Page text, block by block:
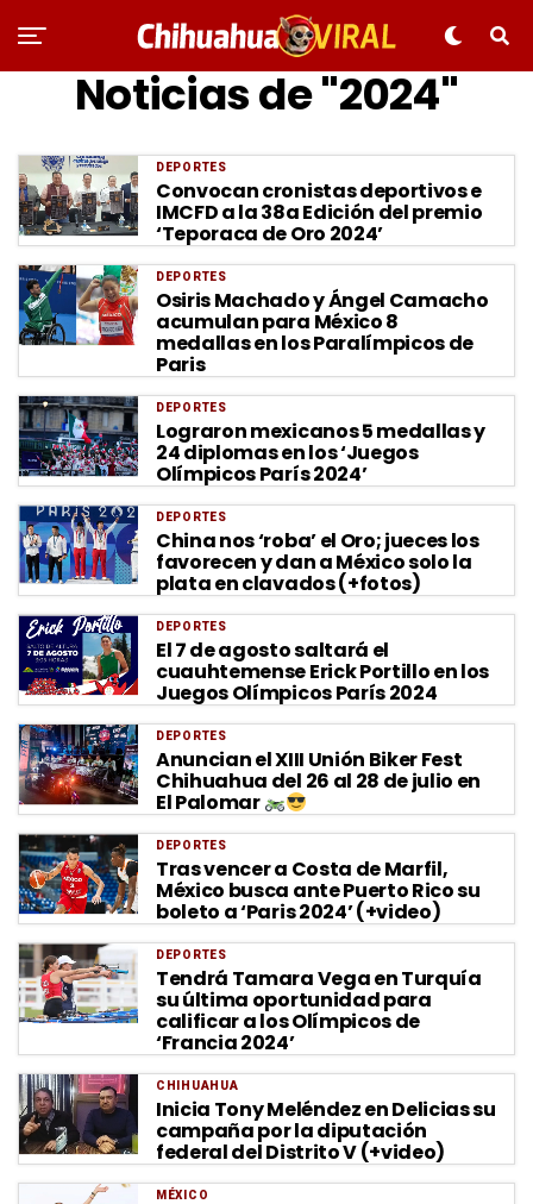
Noticias de "2024"
DEPORTES
Convocan cronistas deportivos e
IMCFD a la 38a Edición del premio
‘Teporaca de Oro 2024’
DEPORTES
Osiris Machado y Ángel Camacho
acumulan para México 8
medallas en los Paralímpicos de
Paris
DEPORTES
Lograron mexicanos 5 medallas y
24 diplomas en los ‘Juegos
Olímpicos París 2024’
DEPORTES
China nos ‘roba’ el Oro; jueces los
favorecen y dan a México solo la
plata en clavados (+fotos)
DEPORTES
El 7 de agosto saltará el
cuauhtemense Erick Portillo en los
Juegos Olímpicos París 2024
DEPORTES
Anuncian el XIII Unión Biker Fest
Chihuahua del 26 al 28 de julio en
El Palomar
DEPORTES
Tras vencer a Costa de Marfil,
México busca ante Puerto Rico su
boleto a ‘Paris 2024’ (+video)
DEPORTES
Tendrá Tamara Vega en Turquía
su última oportunidad para
calificar a los Olímpicos de
‘Francia 2024’
CHIHUAHUA
Inicia Tony Meléndez en Delicias su
campaña por la diputación
federal del Distrito V (+video)
MÉXICO